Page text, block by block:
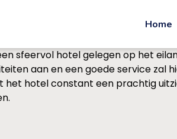
Home
sfeervol hotel gelegen op het
aan en een goede service zal
het hotel constant een prachtig